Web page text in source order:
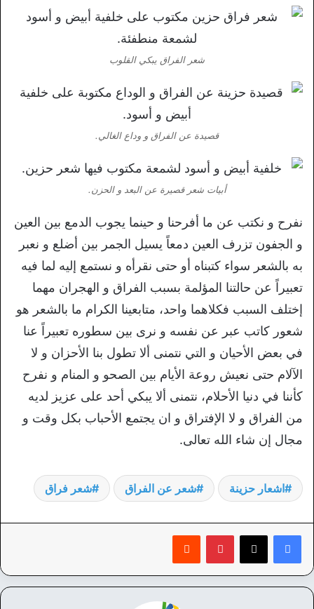
شعر الفراق يبكي القلوب
قصيدة عن الفراق و وداع الغالي.
أبيات شعر قصيرة عن البعد و الحزن.
نفرح و نكتب عن ما أفرحنا و حينما يجوب الدمع بين العين
و الجفون تزرف العين دمعاً يسيل الجمر بين أضلع و نعبر
به بالشعر سواء كتبناه أو حتى نقرأه و نستمع إليه لما فيه
تعبيراً عن حالتنا المؤلمة بسبب الفراق و الهجران مهما
إختلف السبب فكلاهما واحد، متابعينا الكرام ما بالشعر هو
شعور كاتب عبر عن نفسه و نرى بين سطوره تعبيراً عنا
في بعض الأحيان و التي نتمنى ألا تطول بنا الأحزان و لا
الآلام حتى نعيش روعة الأيام بين الصحو و المنام و نفرح
كأننا في دنيا الأحلام، نتمنى ألا يبكي أحد على عزيز لديه
من الفراق و لا الإفتراق و ان يجتمع الأحباب بكل وقت و
مجال إن شاء الله تعالى.
اشعار حزينة شعر عن الفراق شعر فراق
بينتيريست